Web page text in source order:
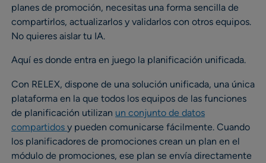
planes de promoción, necesitas una forma sencilla de
compartirlos, actualizarlos y validarlos con otros equipos.
No quieres aislar tu IA.
Aquí es donde entra en juego la planificación unificada.
Con RELEX, dispone de una solución unificada, una única
plataforma en la que todos los equipos de las funciones
de planificación utilizan un conjunto de datos
compartidos y pueden comunicarse fácilmente. Cuando
los planificadores de promociones crean un plan en el
módulo de promociones, ese plan se envía directamente